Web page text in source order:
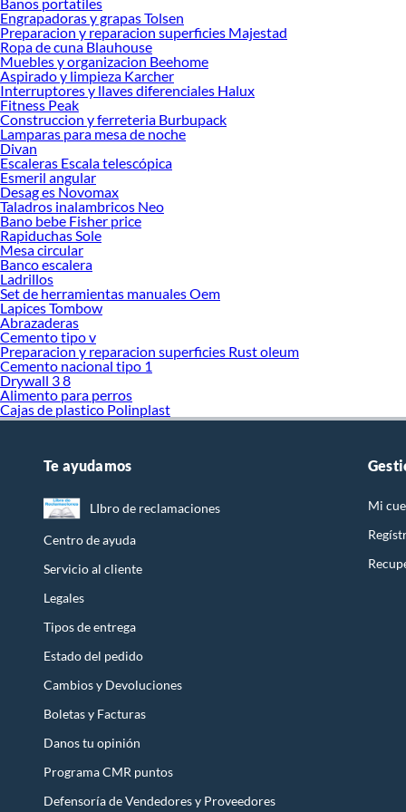
Engrapadoras y grapas Tolsen
Preparacion y reparacion superficies Majestad
Ropa de cuna Blauhouse
Muebles y organizacion Beehome
Aspirado y limpieza Karcher
Interruptores y llaves diferenciales Halux
Fitness Peak
Construccion y ferreteria Burbupack
Lamparas para mesa de noche
Divan
Escaleras Escala telescópica
Esmeril angular
Desag es Novomax
Taladros inalambricos Neo
Bano bebe Fisher price
Rapiduchas Sole
Mesa circular
Banco escalera
Ladrillos
Set de herramientas manuales Oem
Lapices Tombow
Abrazaderas
Cemento tipo v
Preparacion y reparacion superficies Rust oleum
Cemento nacional tipo 1
Drywall 3 8
Alimento para perros
Cajas de plastico Polinplast
Te ayudamos
LIbro de reclamaciones
Centro de ayuda
Servicio al cliente
Legales
Tipos de entrega
Estado del pedido
Cambios y Devoluciones
Boletas y Facturas
Danos tu opinión
Programa CMR puntos
Defensoría de Vendedores y Proveedores
Mi